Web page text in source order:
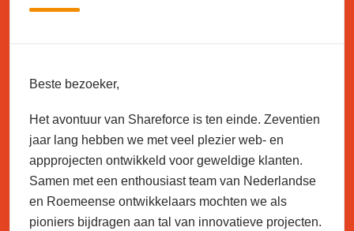
Beste bezoeker,
Het avontuur van Shareforce is ten einde. Zeventien
jaar lang hebben we met veel plezier web- en
appprojecten ontwikkeld voor geweldige klanten.
Samen met een enthousiast team van Nederlandse
en Roemeense ontwikkelaars mochten we als
pioniers bijdragen aan tal van innovatieve projecten.